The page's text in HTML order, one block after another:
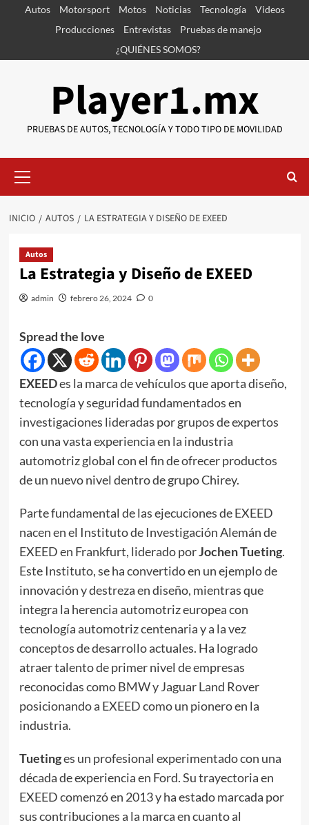
SaltarAutos Motorsport Motos Noticias Tecnología
Videos
Producciones
Entrevistas
Pruebas de manejo
¿QUIÉNES SOMOS?
Player1.mx
PRUEBAS DE AUTOS, TECNOLOGÍA Y TODO TIPO DE MOVILIDAD
primario
INICIO AUTOS LA ESTRATEGIA Y DISEÑO DE EXEED
Autos
La Estrategia y Diseño de EXEED
admin febrero 26, 2024 0
Spread the love
EXEEDes la marca de vehículos que aporta diseño,
tecnología y seguridad fundamentados en
investigaciones lideradas por grupos de expertos
con una vasta experiencia en la industria
automotriz global con el fin de ofrecer productos
de un nuevo nivel dentro de grupo Chirey.
Parte fundamental de las ejecuciones de EXEED
nacen en el Instituto de Investigación Alemán de
EXEED en Frankfurt, liderado porJochen Tueting.
Este Instituto, se ha convertido en un ejemplo de
innovación y destreza en diseño, mientras que
integra la herencia automotriz europea con
tecnología automotriz centenaria y a la vez
conceptos de desarrollo actuales. Ha logrado
atraer talento de primer nivel de empresas
reconocidas como BMW y Jaguar Land Rover
posicionando a EXEED como un pionero en la
industria.
Tuetinges un profesional experimentado con una
década de experiencia en Ford. Su trayectoria en
EXEED comenzó en 2013 y ha estado marcada por
sus contribuciones a la marca en cuanto al